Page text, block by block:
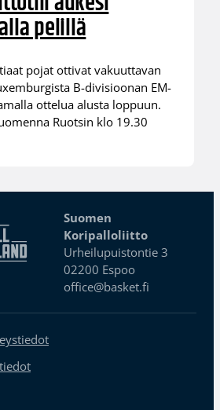
pelillä
pojat ottivat vakuuttavan
B-divisioonan EM-
ottelua alusta loppuun.
Ruotsin klo 19.30
Suomen
Koripalloliitto
Urheilupuistontie 3
02200 Espoo
office@basket.fi